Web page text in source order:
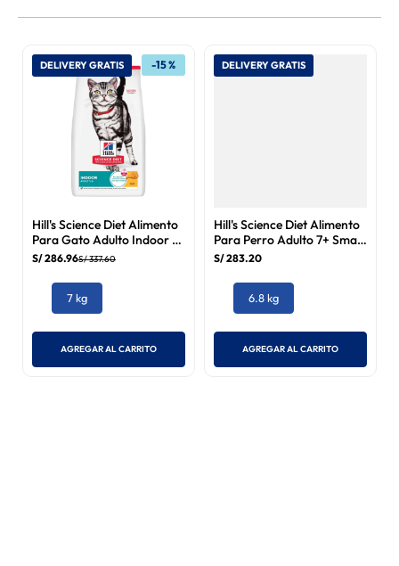
DELIVERY GRATIS -15 %
Hill's Science Diet Alimento
Para Gato Adulto Indoor 7
kg
S/286.96S/337.60
7 kg
AGREGAR AL CARRITO
DELIVERY GRATIS
Hill's Science Diet Alimento
Para Perro Adulto 7+ Small
Bites Pollo 6.8 kg
S/283.20
6.8 kg
AGREGAR AL CARRITO